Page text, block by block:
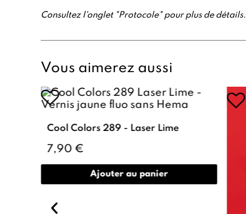
Consultez l'onglet "Protocole" pour plus de détails.
Vous aimerez aussi
Cool Colors 289 - Laser Lime
7,90 €
Ajouter au panier